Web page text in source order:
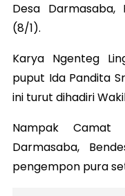
Desa Darmasaba,
(8/1).
Karya Ngenteg
puput Ida Pandita
ini turut dihadiri
Nampak Camat
Darmasaba,
pengempon pura